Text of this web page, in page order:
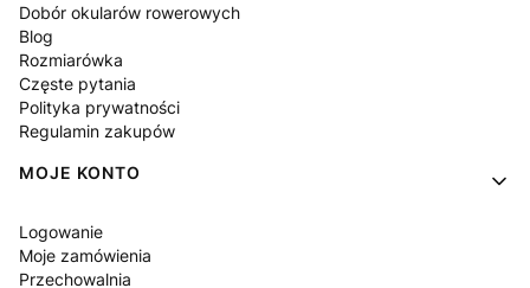
Dobór okularów rowerowych
Blog
Rozmiarówka
Częste pytania
Polityka prywatności
Regulamin zakupów
MOJE KONTO
Logowanie
Moje zamówienia
Przechowalnia